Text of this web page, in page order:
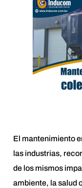
El mantenimiento
las industrias,
de los mismos
ambiente, la salud